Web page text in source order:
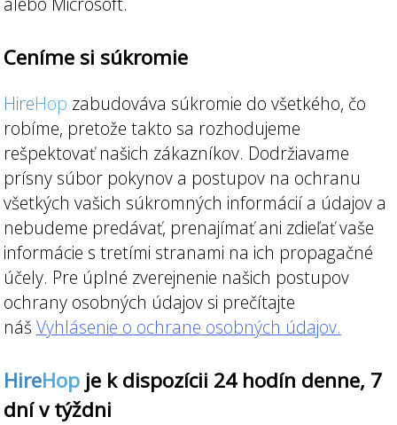
Ceníme si súkromie
HireHop zabudováva súkromie do všetkého, čo
robíme, pretože takto sa rozhodujeme
rešpektovať našich zákazníkov. Dodržiavame
prísny súbor pokynov a postupov na ochranu
všetkých vašich súkromných informácií a údajov a
nebudeme predávať, prenajímať ani zdieľať vaše
informácie s tretími stranami na ich propagačné
účely. Pre úplné zverejnenie našich postupov
ochrany osobných údajov si prečítajte
náš Vyhlásenie o ochrane osobných údajov.
HireHop je k dispozícii 24 hodín denne, 7
dní v týždni